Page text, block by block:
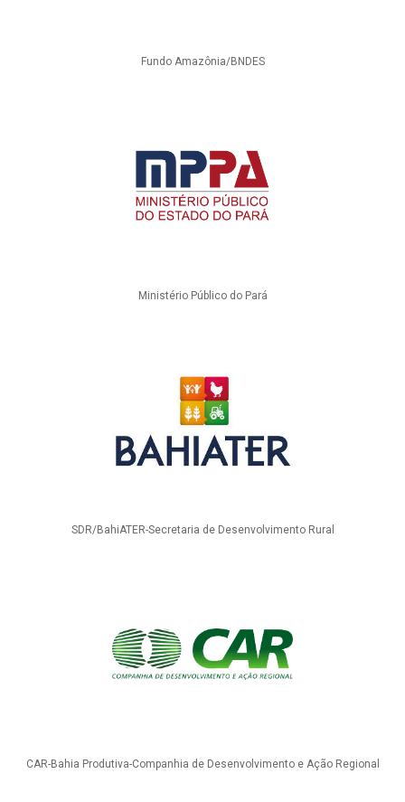
Fundo Amazônia/BNDES
Ministério Público do Pará
SDR/BahiATER-Secretaria de Desenvolvimento Rural
CAR-Bahia Produtiva-Companhia de Desenvolvimento e Ação Regional